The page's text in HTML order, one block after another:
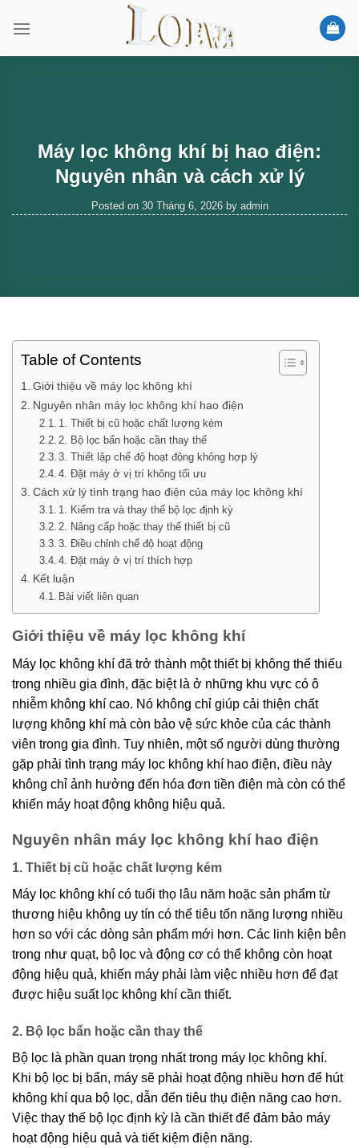
Máy lọc không khí bị hao điện:
Nguyên nhân và cách xử lý
Posted on 30 Tháng 6, 2026by admin
Table of Contents
Giới thiệu về máy lọc không khí
Nguyên nhân máy lọc không khí hao điện
1. Thiết bị cũ hoặc chất lượng kém
2. Bộ lọc bẩn hoặc cần thay thế
3. Thiết lập chế độ hoạt động không hợp lý
4. Đặt máy ở vị trí không tối ưu
Cách xử lý tình trạng hao điện của máy lọc không khí
1. Kiểm tra và thay thế bộ lọc định kỳ
2. Nâng cấp hoặc thay thế thiết bị cũ
3. Điều chỉnh chế độ hoạt động
4. Đặt máy ở vị trí thích hợp
Kết luận
Bài viết liên quan
Giới thiệu về máy lọc không khí
Máy lọc không khí đã trở thành một thiết bị không thể thiếu
trong nhiều gia đình, đặc biệt là ở những khu vực có ô
nhiễm không khí cao. Nó không chỉ giúp cải thiện chất
lượng không khí mà còn bảo vệ sức khỏe của các thành
viên trong gia đình. Tuy nhiên, một số người dùng thường
gặp phải tình trạng máy lọc không khí hao điện, điều này
không chỉ ảnh hưởng đến hóa đơn tiền điện mà còn có thể
khiến máy hoạt động không hiệu quả.
Nguyên nhân máy lọc không khí hao điện
1. Thiết bị cũ hoặc chất lượng kém
Máy lọc không khí có tuổi thọ lâu năm hoặc sản phẩm từ
thương hiệu không uy tín có thể tiêu tốn năng lượng nhiều
hơn so với các dòng sản phẩm mới hơn. Các linh kiện bên
trong như quạt, bộ lọc và động cơ có thể không còn hoạt
động hiệu quả, khiến máy phải làm việc nhiều hơn để đạt
được hiệu suất lọc không khí cần thiết.
2. Bộ lọc bẩn hoặc cần thay thế
Bộ lọc là phần quan trọng nhất trong máy lọc không khí.
Khi bộ lọc bị bẩn, máy sẽ phải hoạt động nhiều hơn để hút
không khí qua bộ lọc, dẫn đến tiêu thụ điện năng cao hơn.
Việc thay thế bộ lọc định kỳ là cần thiết để đảm bảo máy
hoạt động hiệu quả và tiết kiệm điện năng.